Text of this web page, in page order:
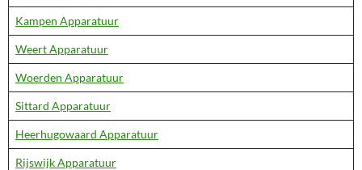
Kampen Apparatuur
Weert Apparatuur
Woerden Apparatuur
Sittard Apparatuur
Heerhugowaard Apparatuur
Rijswijk Apparatuur